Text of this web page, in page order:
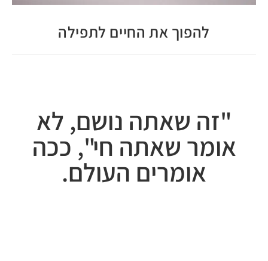
להפוך את החיים לתפילה
"זה שאתה נושם, לא
אומר שאתה חי", ככה
אומרים העולם.